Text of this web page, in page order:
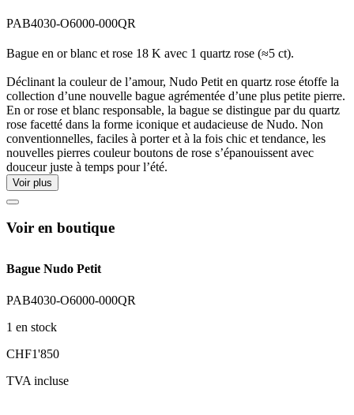
PAB4030-O6000-000QR
Bague en or blanc et rose 18 K avec 1 quartz rose (≈5 ct).
Déclinant la couleur de l’amour, Nudo Petit en quartz rose étoffe la
collection d’une nouvelle bague agrémentée d’une plus petite pierre.
En or rose et blanc responsable, la bague se distingue par du quartz
rose facetté dans la forme iconique et audacieuse de Nudo. Non
conventionnelles, faciles à porter et à la fois chic et tendance, les
nouvelles pierres couleur boutons de rose s’épanouissent avec
douceur juste à temps pour l’été.
Voir plus
Voir en boutique
Bague Nudo Petit
PAB4030-O6000-000QR
1 en stock
CHF1'850
TVA incluse